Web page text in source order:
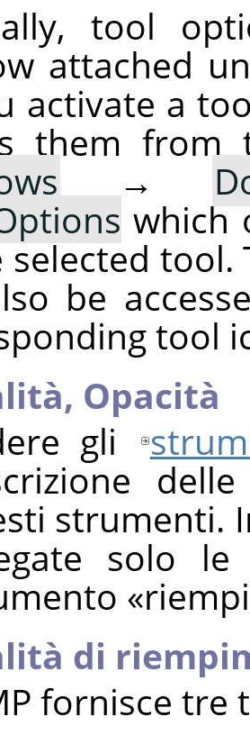
tool
attached
activate a
them from
→
which
tool.
be
tool
Opacità
gli
strumenti.
solo le
«
di
fornisce tre